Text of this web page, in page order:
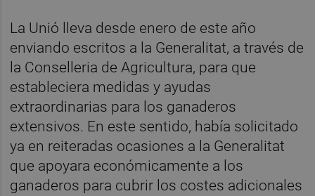
La Unió lleva desde enero de este año
enviando escritos a la Generalitat, a través de
la Conselleria de Agricultura, para que
estableciera medidas y ayudas
extraordinarias para los ganaderos
extensivos. En este sentido, había solicitado
ya en reiteradas ocasiones a la Generalitat
que apoyara económicamente a los
ganaderos para cubrir los costes adicionales